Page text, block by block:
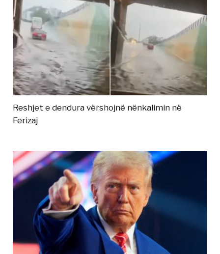
Reshjet e dendura vërshojnë nënkalimin në
Ferizaj